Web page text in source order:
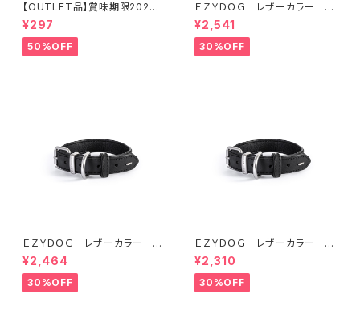
【OUTLET品】賞味期限2026
年10月22日【犬用おやつ】やわ
ふる クコの実エキスをスプレ
ーしたリンゴ＆キウイスライスカ
ット 10g
¥297
50%OFF
ＥＺＹＤＯＧ レザーカラー M
(全2色)
¥2,541
30%OFF
ＥＺＹＤＯＧ レザーカラー S
(全2色)
¥2,464
30%OFF
ＥＺＹＤＯＧ レザーカラー X
XS (全2色)
¥2,310
30%OFF